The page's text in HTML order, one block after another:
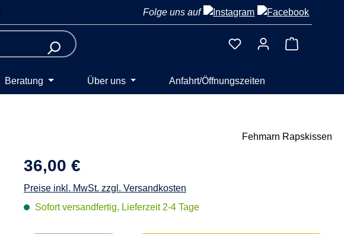
Folge uns auf
Beratung Über uns Anfahrt/Öffnungszeiten
Fehmarn Rapskissen
36,00 €
Preise inkl. MwSt. zzgl. Versandkosten
Sofort versandfertig, Lieferzeit 2-4 Tage